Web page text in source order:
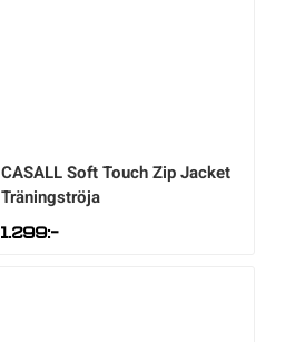
CASALLSoft Touch Zip Jacket
Träningströja
1.299:-